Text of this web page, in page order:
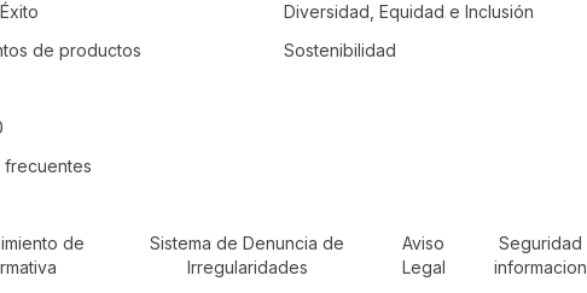
de productos
frecuentes
Diversidad, Equidad e Inclusión
Sostenibilidad
de
Sistema de Denuncia de
Irregularidades
Aviso
Legal
Seguridad
informacion